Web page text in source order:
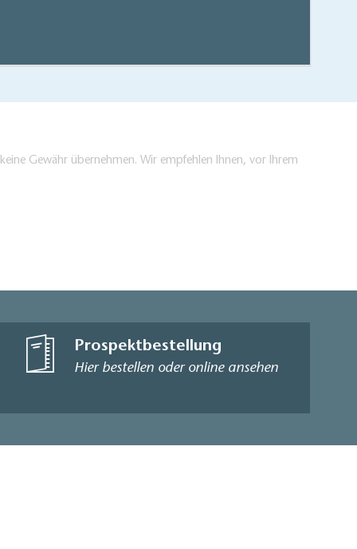
Gewähr übernehmen. Wir empfehlen Ihnen, vor Ihrem
Prospektbestellung
Hier bestellen oder online ansehen